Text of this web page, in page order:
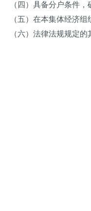
（四）具备分户条件，
（五）在本集体经济
（六）法律法规规定的